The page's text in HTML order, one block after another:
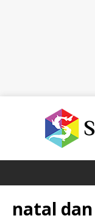
natal